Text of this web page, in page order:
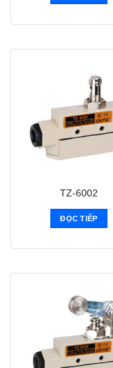
TZ-6002
ĐỌC TIẾP